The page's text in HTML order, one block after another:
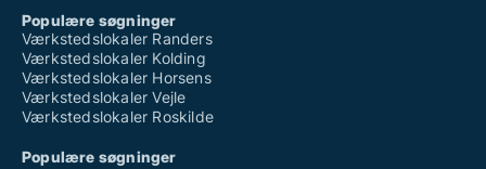
Populære søgninger
Værkstedslokaler Randers
Værkstedslokaler Kolding
Værkstedslokaler Horsens
Værkstedslokaler Vejle
Værkstedslokaler Roskilde
Populære søgninger